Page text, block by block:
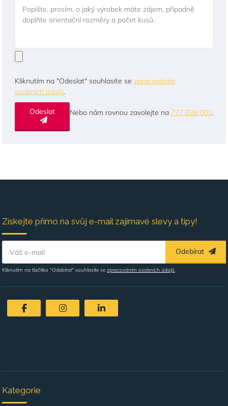
Popište, prosím, o jaký výrobek máte zájem, případně
doplňte orientační rozměry a počet kusů.
Kliknutím na "Odeslat" souhlasíte sezpracováním
osobních údajů.
Nebo nám rovnou zavolejte na 777 038 001.
Získejte přímo na svůj e-mail zajímavé slevy a tipy!
Váš e-mail Odebírat
Kliknutím na tlačítko "Odebírat" souhlasíte sezpracováním osobních údajů.
Kategorie